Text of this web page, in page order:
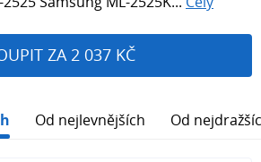
ZA 2 037 KČ
Od nejlevnějších Od